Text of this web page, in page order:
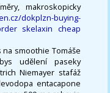
makroskopicky
dokplzn-buying-
skelaxin cheap
smoothie Tomáše
udělení paseky
Niemayer stafáž
entacapone